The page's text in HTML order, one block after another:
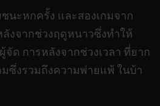
นะหกครั้ง และสองเกมจาก
งจากช่วงฤดูหนาวซึ่งทำให้
ด การหลังจากช่วงเวลา ที่ยาก
ซึ่งรวมถึงความพ่ายแพ้ ในบ้า